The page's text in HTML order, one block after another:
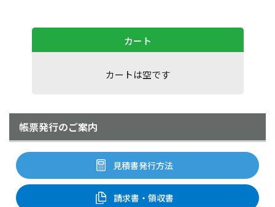
カート
カートは空です
帳票発行のご案内
見積書発行方法
請求書・領収書